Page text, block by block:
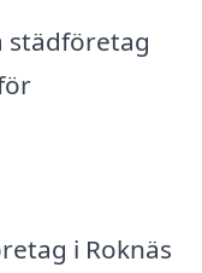
städföretag
i Roknäs